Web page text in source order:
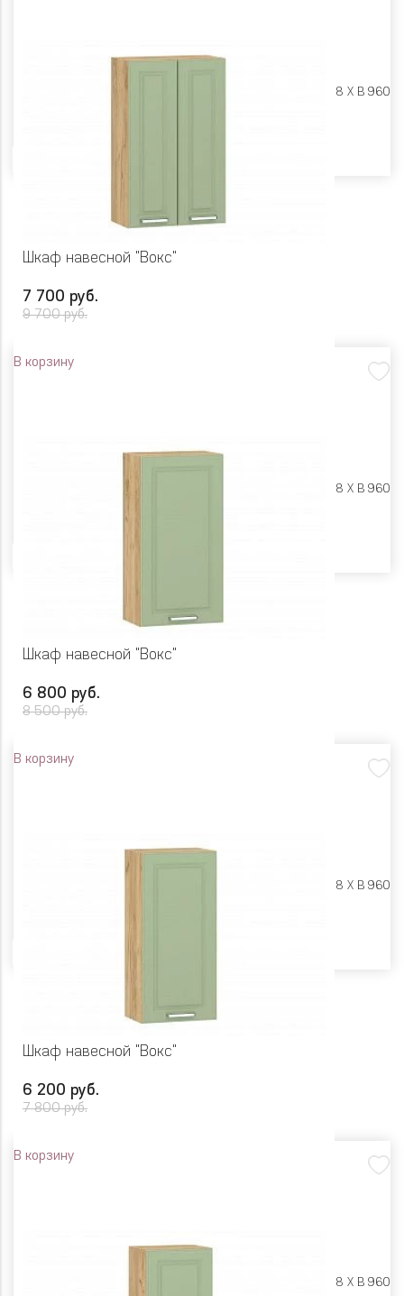
Ш 800 X Г 318 X В 960
Шкаф навесной "Вокс"
7 700 руб.
9 700 руб.
В корзину
Ш 600 X Г 318 X В 960
Шкаф навесной "Вокс"
6 800 руб.
8 500 руб.
В корзину
Ш 500 X Г 318 X В 960
Шкаф навесной "Вокс"
6 200 руб.
7 800 руб.
В корзину
Ш 450 X Г 318 X В 960